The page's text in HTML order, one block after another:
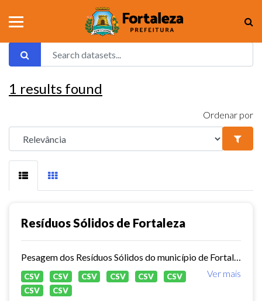
1 results found
Ordenar por
Resíduos Sólidos de Fortaleza
Ver mais
CSV CSV CSV CSV CSV
CSV
CSV
CSV